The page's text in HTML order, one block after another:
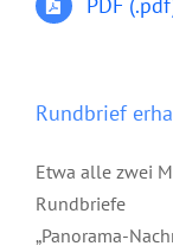
Rundbrief
Etwa alle zwei
Rundbriefe
„Panorama-